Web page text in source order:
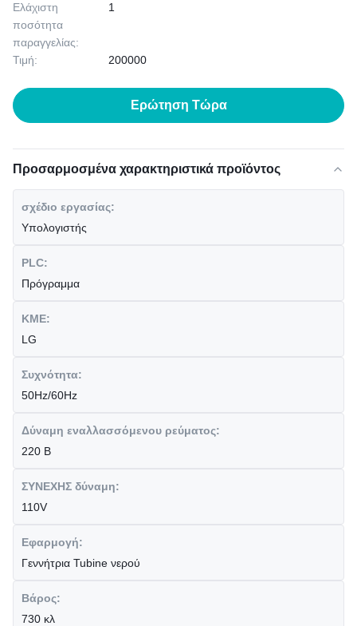
Ελάχιστη
ποσότητα
παραγγελίας:
1
Τιμή: 200000
Ερώτηση Τώρα
Προσαρμοσμένα χαρακτηριστικά προϊόντος
σχέδιο εργασίας:
Υπολογιστής
PLC:
Πρόγραμμα
ΚΜΕ:
LG
Συχνότητα:
50Hz/60Hz
Δύναμη εναλλασσόμενου ρεύματος:
220 Β
ΣΥΝΕΧΗΣ δύναμη:
110V
Εφαρμογή:
Γεννήτρια Tubine νερού
Βάρος:
730 κλ